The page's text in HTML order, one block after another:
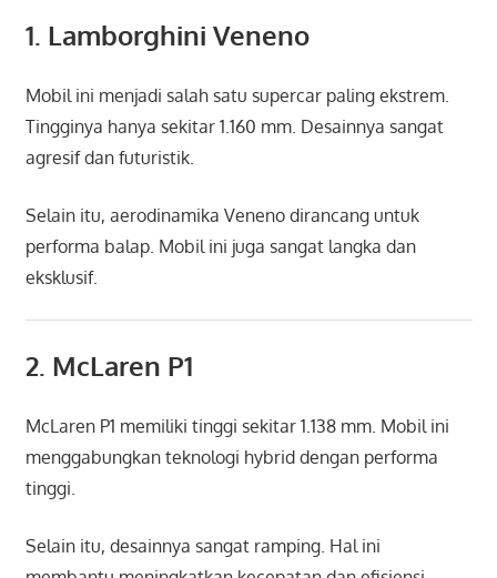
1. Lamborghini Veneno
Mobil ini menjadi salah satu supercar paling ekstrem.
Tingginya hanya sekitar 1.160 mm. Desainnya sangat
agresif dan futuristik.
Selain itu, aerodinamika Veneno dirancang untuk
performa balap. Mobil ini juga sangat langka dan
eksklusif.
2. McLaren P1
McLaren P1 memiliki tinggi sekitar 1.138 mm. Mobil ini
menggabungkan teknologi hybrid dengan performa
tinggi.
Selain itu, desainnya sangat ramping. Hal ini